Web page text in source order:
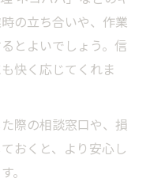
の立ち合いや、作業
とよいでしょう。信
快く応じてくれま
際の相談窓口や、損
おくと、より安心し
。